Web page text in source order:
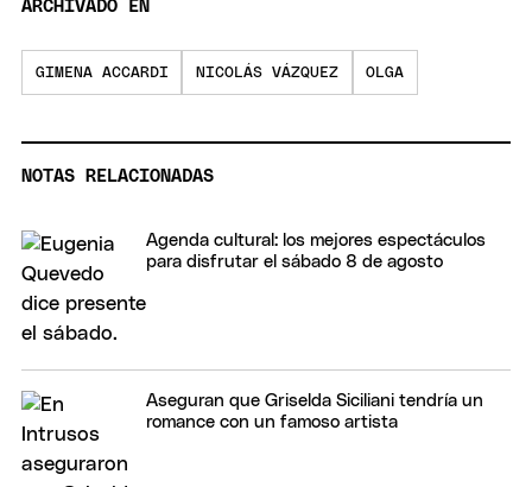
ARCHIVADO EN
GIMENA ACCARDI NICOLÁS VÁZQUEZ OLGA
NOTAS RELACIONADAS
Agenda cultural: los mejores espectáculos
para disfrutar el sábado 8 de agosto
Aseguran que Griselda Siciliani tendría un
romance con un famoso artista